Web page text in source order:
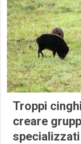
Troppi
creare
specializzati